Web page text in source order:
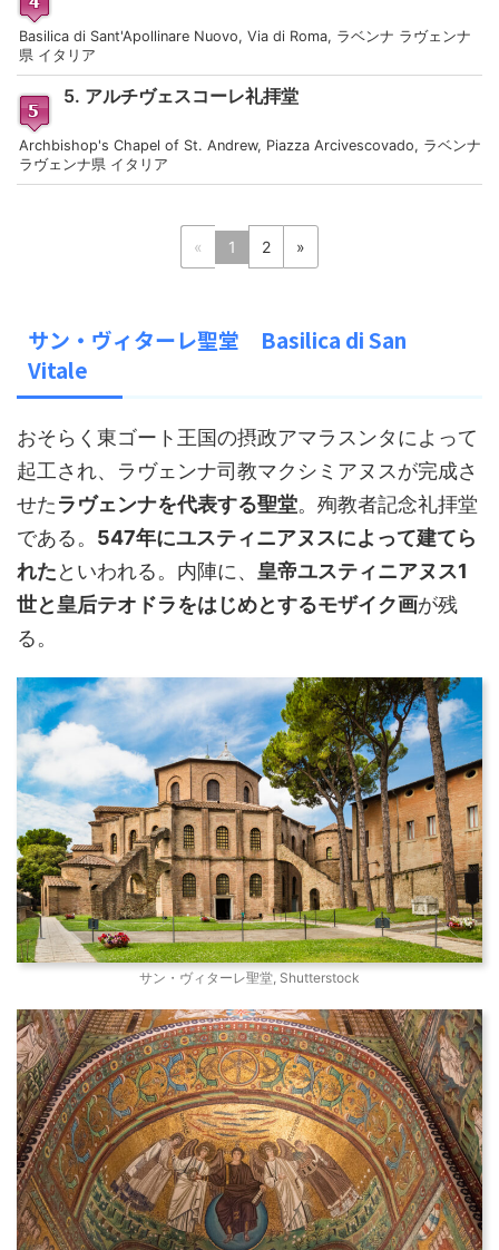
Basilica di Sant'Apollinare Nuovo, Via di Roma, ラベンナ ラヴェンナ
県 イタリア
5. アルチヴェスコーレ礼拝堂
Archbishop's Chapel of St. Andrew, Piazza Arcivescovado, ラベンナ
ラヴェンナ県 イタリア
« 1 2 »
サン・ヴィターレ聖堂 Basilica di San
Vitale
おそらく東ゴート王国の摂政アマラスンタによって
起工され、ラヴェンナ司教マクシミアヌスが完成さ
せたラヴェンナを代表する聖堂。殉教者記念礼拝堂
である。 547年にユスティニアヌスによって建てら
れたといわれる。内陣に、 皇帝ユスティニアヌス1
世と皇后テオドラをはじめとするモザイク画が残
る。
サン・ヴィターレ聖堂, Shutterstock